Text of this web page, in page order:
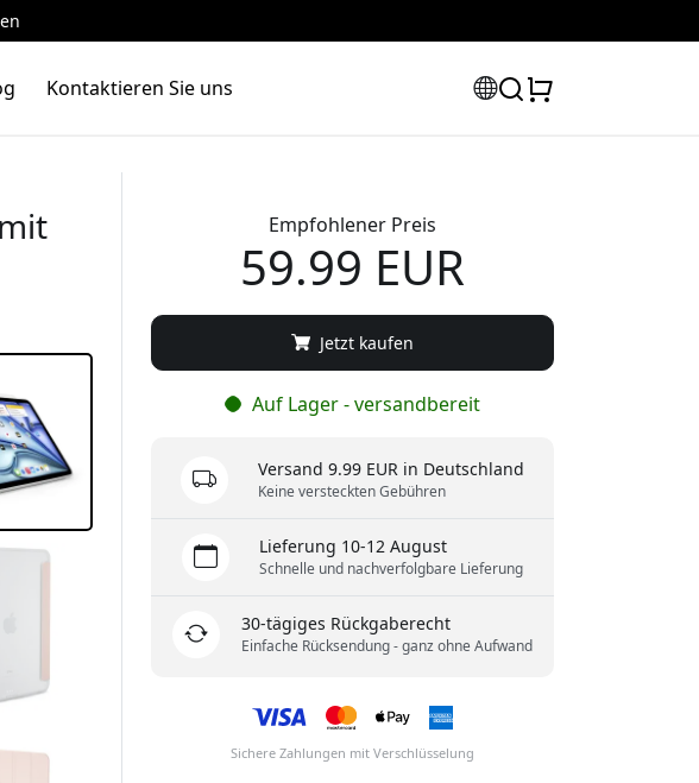
Kontaktieren Sie uns
Empfohlener Preis
59.99 EUR
Jetzt kaufen
Auf Lager - versandbereit
Versand 9.99 EUR in Deutschland
Keine versteckten Gebühren
Lieferung 10-12 August
Schnelle und nachverfolgbare Lieferung
30-tägiges Rückgaberecht
Einfache Rücksendung - ganz ohne Aufwand
Sichere Zahlungen mit Verschlüsselung